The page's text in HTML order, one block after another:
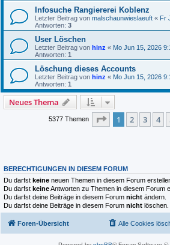
Infosuche Rangiererei Koblenz
Letzter Beitrag von malschaunwieslaeuft « Fr
Antworten: 3
User Löschen
Letzter Beitrag von hinz « Mo Jun 15, 2026
Antworten: 1
Löschung dieses Accounts
Letzter Beitrag von hinz « Mo Jun 15, 2026
Antworten: 1
Neues Thema
5377 Themen Seite 1von 269
1 2 3 4
BERECHTIGUNGEN IN DIESEM FORUM
Du darfst keine neuen Themen in diesem Forum
Du darfst keineAntworten zu Themen in diesem Forum
Du darfst deine Beiträge in diesem Forum nicht ändern.
Du darfst deine Beiträge in diesem Forum nicht löschen.
Foren-Übersicht Alle Cookies